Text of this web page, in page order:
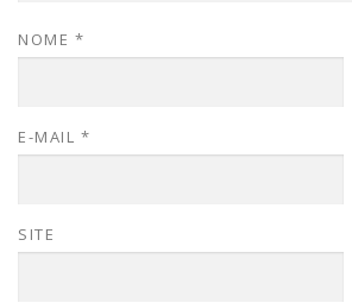
NOME *
E-MAIL *
SITE